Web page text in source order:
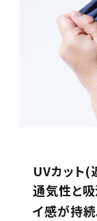
UVカット
通気性と
イ感が持続